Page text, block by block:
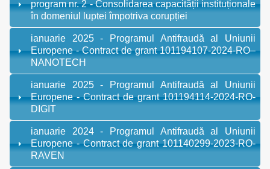
program nr. 2 - Consolidarea capacității instituționale
în domeniul luptei împotriva corupției
ianuarie 2025 - Programul Antifraudă al Uniunii
Europene - Contract de grant 101194107-2024-RO–
NANOTECH
ianuarie 2025 - Programul Antifraudă al Uniunii
Europene - Contract de grant 101194114-2024-RO-
DIGIT
ianuarie 2024 - Programul Antifraudă al Uniunii
Europene - Contract de grant 101140299-2023-RO-
RAVEN